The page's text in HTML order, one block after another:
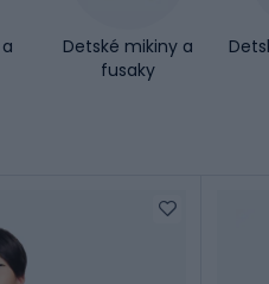
Detské mikiny a
fusaky